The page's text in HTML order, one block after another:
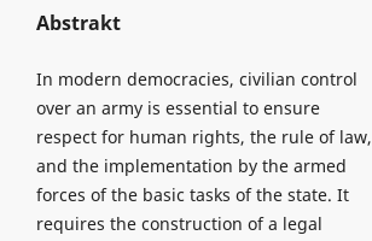
Abstrakt
In modern democracies, civilian control
over an army is essential to ensure
respect for human rights, the rule of law,
and the implementation by the armed
forces of the basic tasks of the state. It
requires the construction of a legal